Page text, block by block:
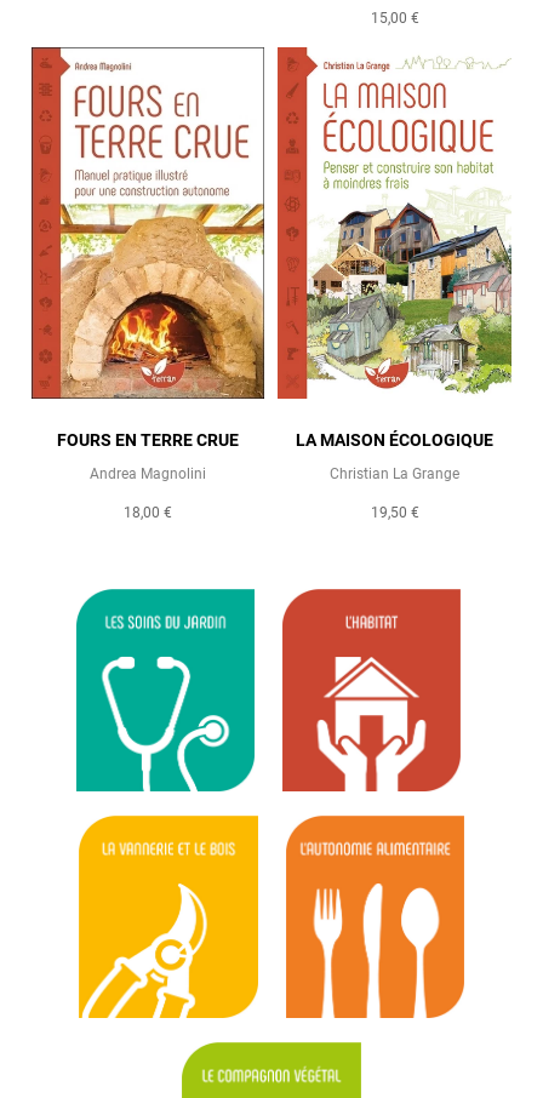
15,00 €
FOURS EN TERRE CRUE
Andrea Magnolini
18,00 €
LA MAISON ÉCOLOGIQUE
Christian La Grange
19,50 €